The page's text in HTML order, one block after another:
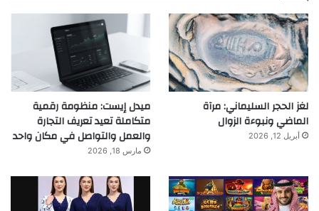
لغز الحجر السليماني: مرآة
الماضي ونبوءة الزوال
أبريل 12, 2026
ميدل إيست: منظومة رقمية
متكاملة تعيد تعريف التجارة
والعمل والتواصل في مكان واحد
مارس 18, 2026